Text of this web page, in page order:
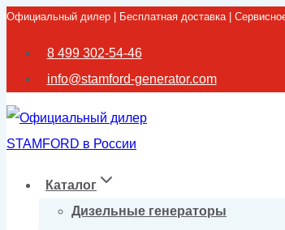
Перейти
Официальный дилер | Бесплатная доставка |
8 499 302-54-46
info@stamford-generator.com
Каталог
Дизельные генераторы